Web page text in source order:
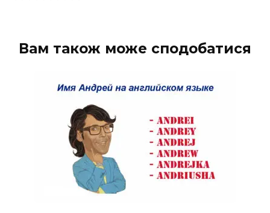
Вам також може сподобатися